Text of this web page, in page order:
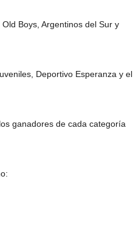
Boys, Argentinos del Sur y
Deportivo Esperanza y el
ganadores de cada categoría